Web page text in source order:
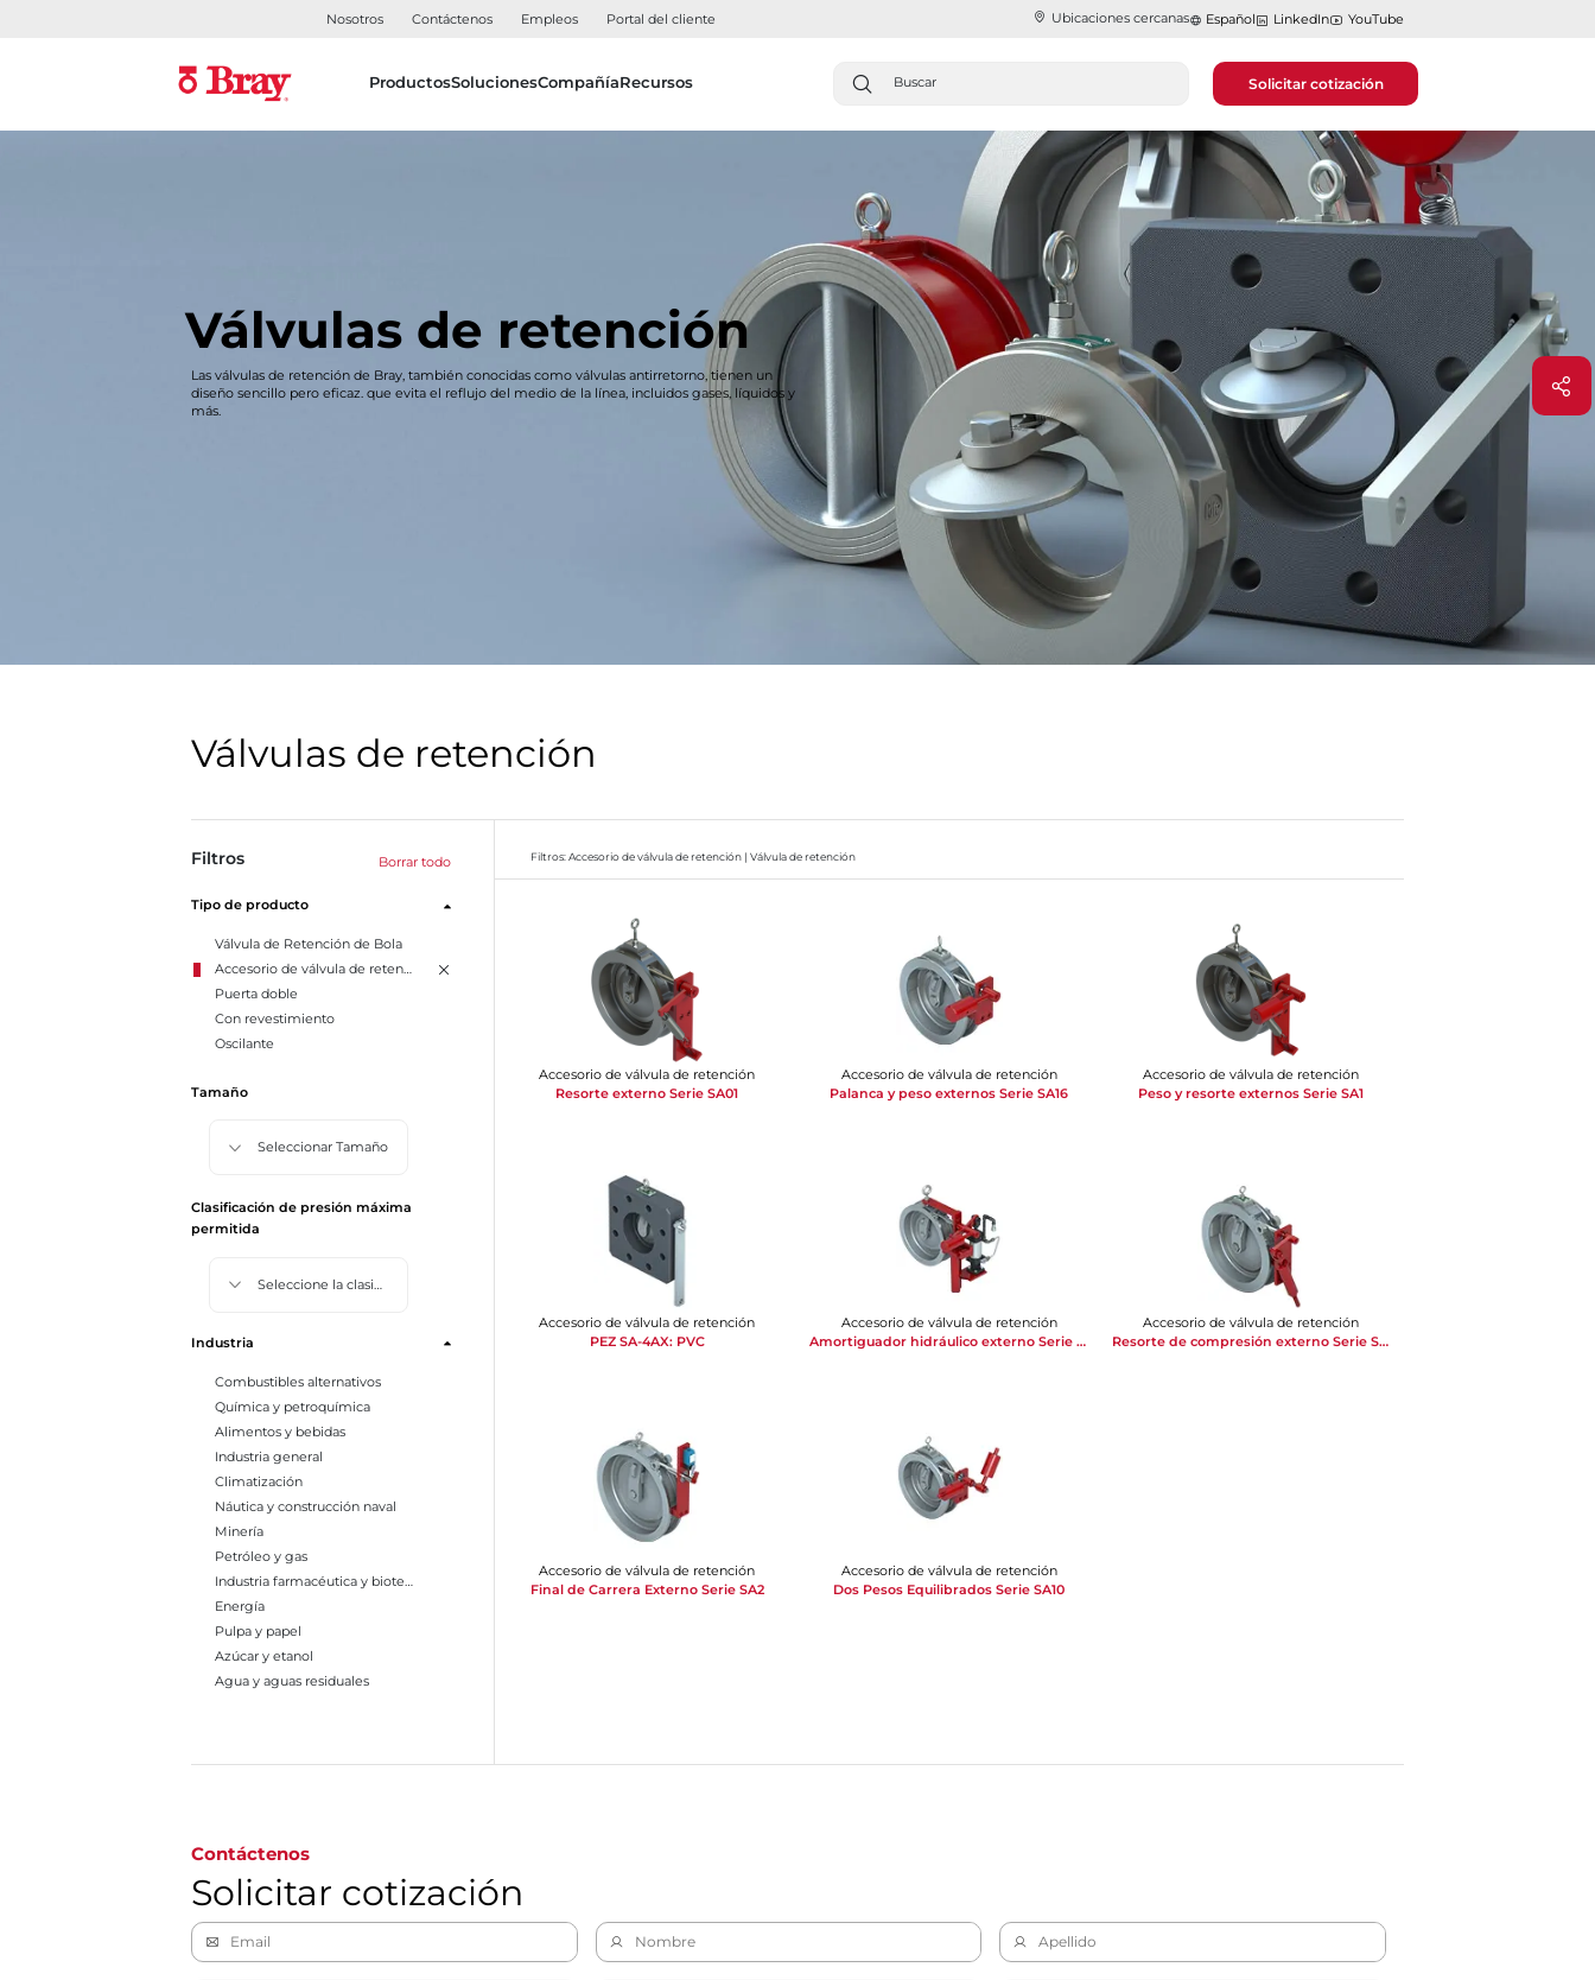
Nosotros Contáctenos Empleos Portal del cliente Ubicaciones cercanas Español LinkedIn YouTube
ProductosSolucionesCompañíaRecursos Solicitar cotización
Válvulas de retención
Las válvulas de retención de Bray, también conocidas como válvulas antirretorno, tienen un
diseño sencillo pero eficaz. que evita el reflujo del medio de la línea, incluidos gases, líquidos y
más.
Válvulas de retención
Filtros Borrar todo
Tipo de producto
Válvula de Retención de Bola
Accesorio de válvula de retención
Puerta doble
Con revestimiento
Oscilante
Tamaño
Seleccionar Tamaño
Clasificación de presión máxima
permitida
Seleccione la clasificación de presión máxima permitida
Industria
Combustibles alternativos
Química y petroquímica
Alimentos y bebidas
Industria general
Climatización
Náutica y construcción naval
Minería
Petróleo y gas
Industria farmacéutica y biotecnología
Energía
Pulpa y papel
Azúcar y etanol
Agua y aguas residuales
Filtros: Accesorio de válvula de retención | Válvula de retención
Accesorio de válvula de retención
Resorte externo Serie SA01
Accesorio de válvula de retención
Palanca y peso externos Serie SA16
Accesorio de válvula de retención
Peso y resorte externos Serie SA1
Accesorio de válvula de retención
PEZ SA-4AX: PVC
Accesorio de válvula de retención
Amortiguador hidráulico externo Serie SA50
Accesorio de válvula de retención
Resorte de compresión externo Serie SA40
Accesorio de válvula de retención
Final de Carrera Externo Serie SA2
Accesorio de válvula de retención
Dos Pesos Equilibrados Serie SA10
Contáctenos
Solicitar cotización